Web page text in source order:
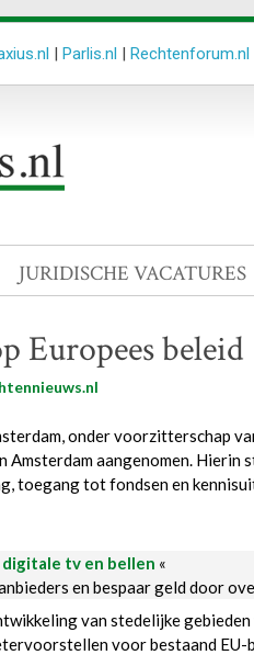
| Parlis.nl | Rechtenforum.nl
JURIDISCHE VACATURES
Europees beleid
onder voorzitterschap
aangenomen. Hierin
toegang tot fondsen en
tv en bellen «
en bespaar geld door
van stedelijke
voor bestaand